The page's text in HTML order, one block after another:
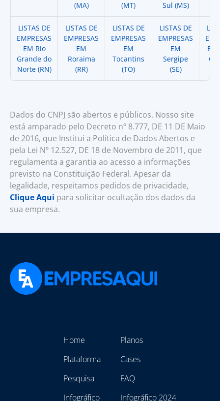
(MA)
(MT)
Sul (MS)
LISTAS DE
EMPRESAS
EM Rio
Grande do
Norte (RN)
LISTAS DE
EMPRESAS
EM
Roraima
(RR)
LISTAS DE
EMPRESAS
EM
Tocantins
(TO)
LISTAS DE
EMPRESAS
EM
Sergipe
(SE)
EM
Dados do CNPJ são abertos e públicos. Nosso site
está amparado pelo Decreto nº 8.777, DE 11 DE Maio
de 2016, que Institui a Política de Dados Abertos e
pela Lei Nº 12.527, DE 18 de Novembro de 2011, que
regulamenta a garantia ao acesso a informações
previsto na Constituição Federal. Apesar da
legalidade, respeitamos pedidos de privacidade,
Clique Aqui para solicitar ocultação dos dados da
sua empresa.
Home
Plataforma
Pesquisa
Infográfico
Planos
Cases
FAQ
Infográfico 2024